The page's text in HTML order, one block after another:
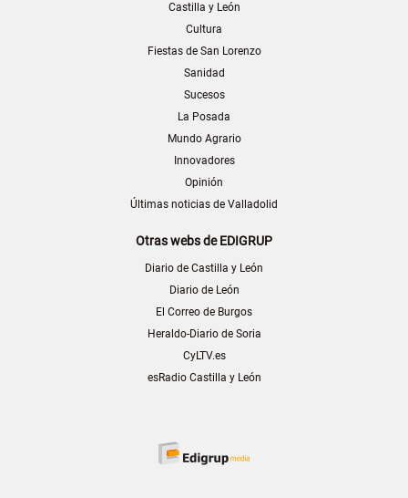
Castilla y León
Cultura
Fiestas de San Lorenzo
Sanidad
Sucesos
La Posada
Mundo Agrario
Innovadores
Opinión
Últimas noticias de Valladolid
Otras webs de EDIGRUP
Diario de Castilla y León
Diario de León
El Correo de Burgos
Heraldo-Diario de Soria
CyLTV.es
esRadio Castilla y León